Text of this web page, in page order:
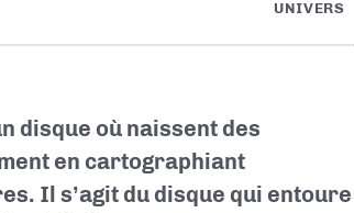
UNIVERS
disque où naissent des
en cartographiant
Il s’agit du disque qui entoure